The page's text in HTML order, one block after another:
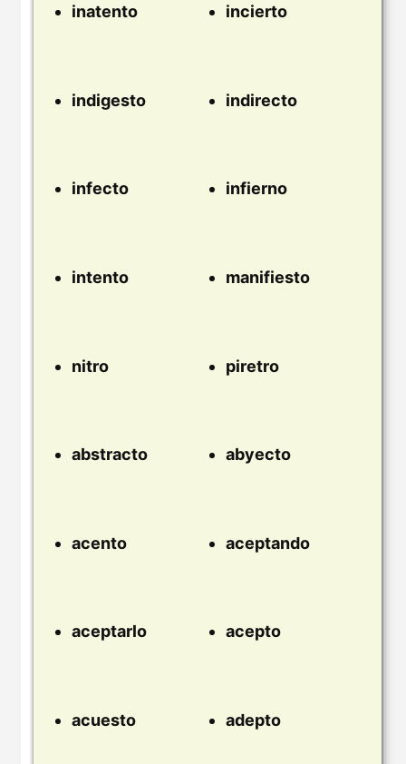
inatento incierto
indigesto indirecto
infecto infierno
intento manifiesto
nitro piretro
abstracto abyecto
acento aceptando
aceptarlo acepto
acuesto adepto